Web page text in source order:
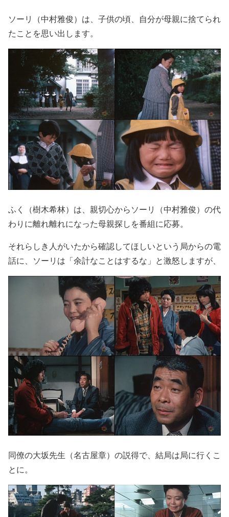
ソーリ（中村雅俊）は、子供の頃、自分が母親に捨てられ
たことを思い出します。
ふく（樹木希林）は、親切心からソーリ（中村雅俊）の代
わりに離れ離れになった母親探しを番組に応募。
それらしき人がいたから確認してほしいという局からの電
話に、ソーリは「余計なことはするな」と激怒しますが、
同僚の大坂先生（名古屋章）の説得で、結局は局に行くこ
とに。